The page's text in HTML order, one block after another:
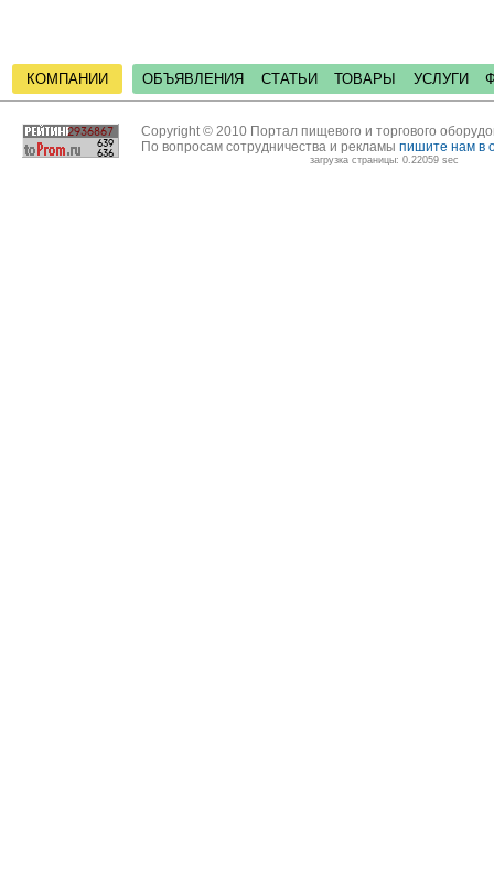
КОМПАНИИ ОБЪЯВЛЕНИЯ СТАТЬИ ТОВАРЫ УСЛУГИ
Copyright © 2010 Портал пищевого и торгового
По вопросам сотрудничества и рекламы пишите нам в
загрузка страницы: 0.22059 sec